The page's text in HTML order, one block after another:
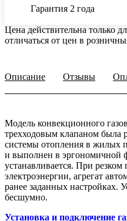
Гарантия 2 года
Цена действительна только
отличаться от цен в
Описание Отзывы
Модель конвекционного
трехходовым клапаном была
системы отопления в жилых
и выполнен в эргономичной
устанавливается. При резком
электроэнергии, агрегат
ранее заданных настройках.
бесшумно.
Установка и подключение